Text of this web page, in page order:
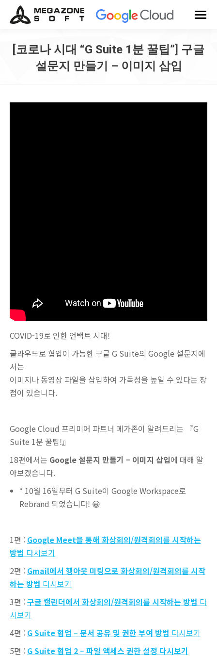
[코로나 시대 “G Suite 1분 꿀팁”] 구글
설문지 만들기 – 이미지 삽입
COVID-19로 인한 언택트 시대!
클라우드로 협업이 가능한 구글 G Suite의 Google 설문지에
서는
이미지나 동영상 파일을 삽입하여 가독성을 높일 수 있다는 장
점이 있습니다.
Google Cloud 프리미어 파트너 메가존이 알려드리는 『G
Suite 1분 꿀팁!』
18편에서는 Google 설문지 만들기 – 이미지 삽입에 대해 알
아보겠습니다.
* 10월 16일부터 G Suite이 Google Workspace로
Rebrand 되었습니다! 😀
1편 : Google Meet을 통해 화상회의/원격회의를 시작하는
방법 다시보기
2편 : Gmail에서 행아웃 미팅으로 화상회의/원격회의를 시작
하는 방법 다시보기
3편 :구글 캘린더에서 화상회의/원격회의를 시작하는 방법 다
시보기
4편 : G Suite 협업 – 문서 공유 및 권한 부여 방법 다시보기
5편 : G Suite 협업 2 – 파일 액세스 권한 설정 다시보기